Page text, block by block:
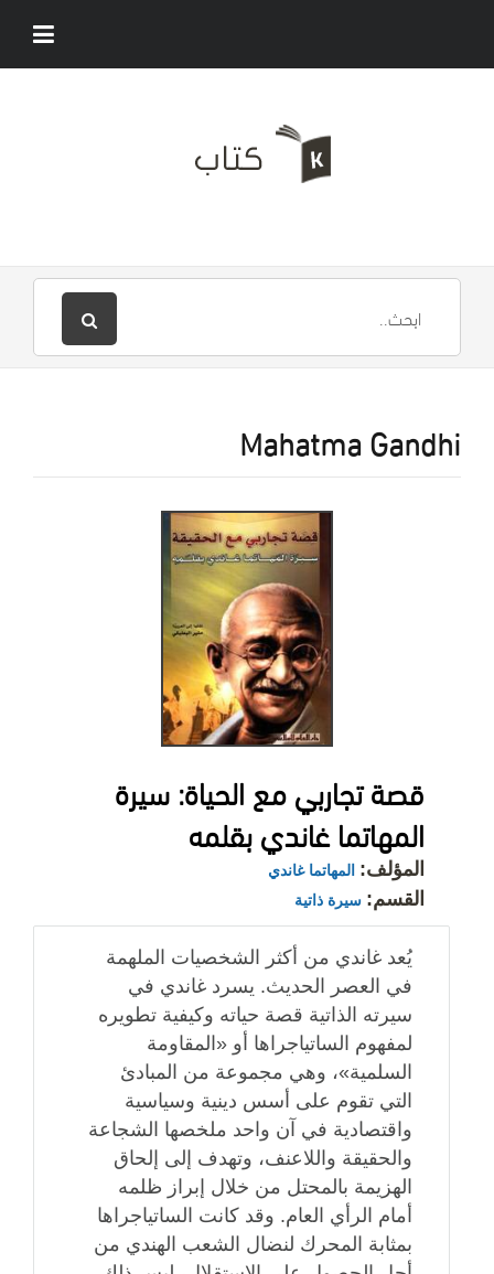
Mahatma Gandhi
قصة تجاربي مع الحياة: سيرة
المهاتما غاندي بقلمه
المؤلف: المهاتما غاندي
القسم: سيرة ذاتية
يُعد غاندي من أكثر الشخصيات الملهمة
في العصر الحديث. يسرد غاندي في
سيرته الذاتية قصة حياته وكيفية تطويره
لمفهوم الساتياجراها أو «المقاومة
السلمية»، وهي مجموعة من المبادئ
التي تقوم على أسس دينية وسياسية
واقتصادية في آن واحد ملخصها الشجاعة
والحقيقة واللاعنف، وتهدف إلى إلحاق
الهزيمة بالمحتل من خلال إبراز ظلمه
أمام الرأي العام. وقد كانت الساتياجراها
بمثابة المحرك لنضال الشعب الهندي من